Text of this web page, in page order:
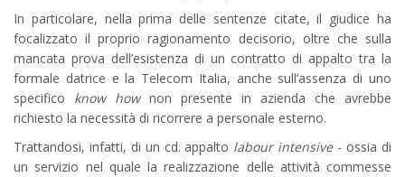
In particolare, nella prima delle sentenze citate, il giudice ha
focalizzato il proprio ragionamento decisorio, oltre che sulla
mancata prova dell’esistenza di un contratto di appalto tra la
formale datrice e la Telecom Italia, anche sull’assenza di uno
specifico know hownon presente in azienda che avrebbe
richiesto la necessità di ricorrere a personale esterno.
Trattandosi, infatti, di un cd. appalto labour intensive- ossia di
un servizio nel quale la realizzazione delle attività commesse